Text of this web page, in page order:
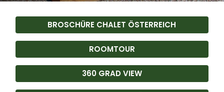
BROSCHÜRE CHALET ÖSTERREICH
ROOMTOUR
360 GRAD VIEW